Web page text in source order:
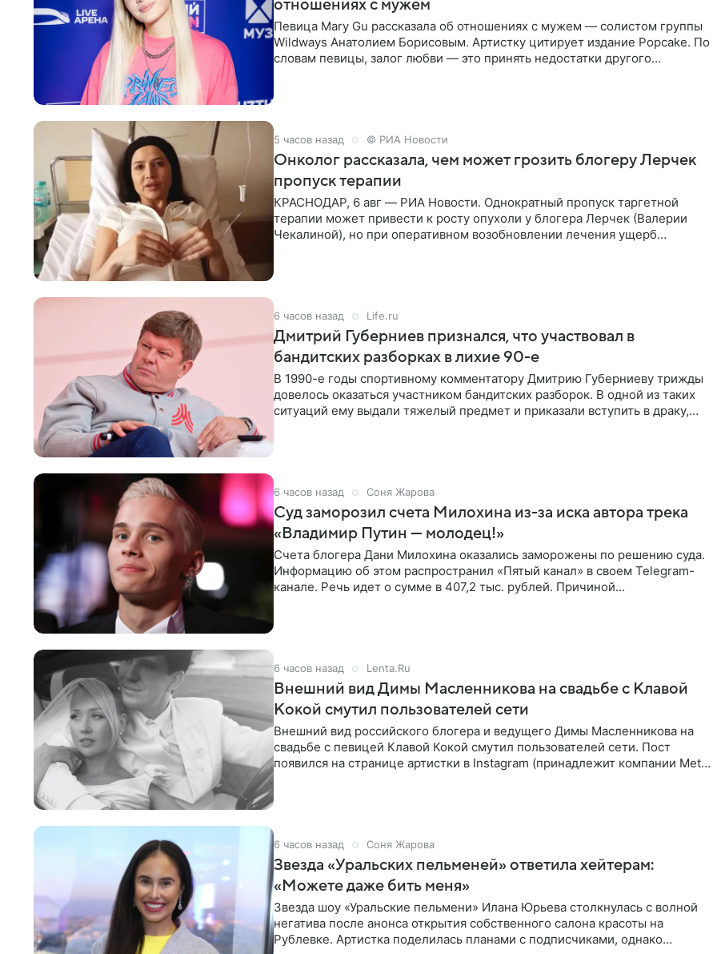
отношениях с мужем
Певица Mary Gu рассказала об отношениях с мужем — солистом группы
Wildways Анатолием Борисовым. Артистку цитирует издание Popcake. По
словам певицы, залог любви — это принять недостатки другого
5 часов назад © РИА Новости
Онколог рассказала, чем может грозить блогеру Лерчек
пропуск терапии
КРАСНОДАР, 6 авг — РИА Новости. Однократный пропуск таргетной
терапии может привести к росту опухоли у блогера Лерчек (Валерии
Чекалиной), но при оперативном возобновлении лечения ущерб
6 часов назад Life.ru
Дмитрий Губерниев признался, что участвовал в
бандитских разборках в лихие 90-е
В 1990-е годы спортивному комментатору Дмитрию Губерниеву трижды
довелось оказаться участником бандитских разборок. В одной из таких
ситуаций ему выдали тяжелый предмет и приказали вступить в драку,
6 часов назад Соня Жарова
Суд заморозил счета Милохина из-за иска автора трека
«Владимир Путин — молодец!»
Счета блогера Дани Милохина оказались заморожены по решению суда.
Информацию об этом распространил «Пятый канал» в своем Telegram-
канале. Речь идет о сумме в 407,2 тыс. рублей. Причиной
6 часов назад Lenta.Ru
Внешний вид Димы Масленникова на свадьбе с Клавой
Кокой смутил пользователей сети
Внешний вид российского блогера и ведущего Димы Масленникова на
свадьбе с певицей Клавой Кокой смутил пользователей сети. Пост
появился на странице артистки в Instagram (принадлежит компании Meta,
6 часов назад Соня Жарова
Звезда «Уральских пельменей» ответила хейтерам:
«Можете даже бить меня»
Звезда шоу «Уральские пельмени» Илана Юрьева столкнулась с волной
негатива после анонса открытия собственного салона красоты на
Рублевке. Артистка поделилась планами с подписчиками, однако